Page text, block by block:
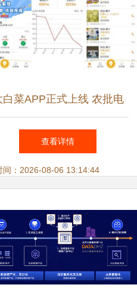
白菜APP正式上线 农批电
迈入场景化与大数据服务新
时代
查看详情
间：2026-08-06 13:14:44